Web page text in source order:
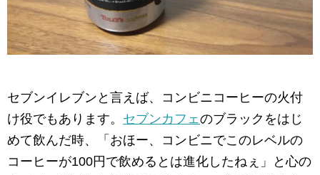
セブンイレブンと言えば、コンビニコーヒーの火付
け役でもあります。 セブンカフェのブラックをはじ
めて飲んだ時、「おほー、コンビニでこのレベルの
コーヒーが100円で飲めるとは進化したねぇ」と心の